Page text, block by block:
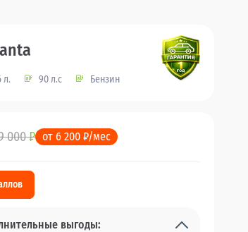
л. 90 л.с Бензин
000₽ от 6 200 ₽/мес
выгоды: